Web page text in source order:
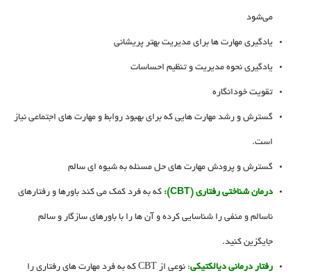
می‌شود
یادگیری مهارت ها برای مدیریت بهتر پریشانی
یادگیری نحوه مدیریت و تنظیم احساسات
تقویت خودانگاره
گسترش و رشد مهارت هایی که برای بهبود روابط و مهارت های اجتماعی نیاز
است.
گسترش و پرودش مهارت های حل مسئله به شیوه ای سالم
درمان شناختی رفتاری (CBT): که به فرد کمک می کند باورها و رفتارهای
ناسالم و منفی را شناسایی کرده و آن ها را با باورهای سازگار و سالم
جایگزین کنید.
رفتار درمانی دیالکتیکی : نوعی از CBT که به فرد مهارت های رفتاری را